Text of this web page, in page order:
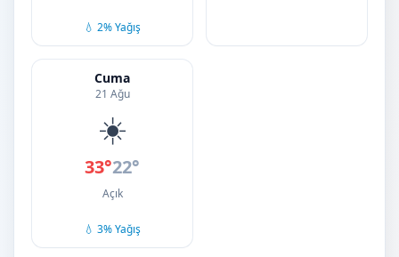
💧 2% Yağış
Cuma
21 Ağu
☀️
33°22°
Açık
💧 3% Yağış